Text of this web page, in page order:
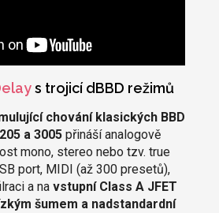
s trojicí dBBD režimů
chování klasických BBD
a 3005přináší analogově
mono, stereo nebo tzv. true
port, MIDI (až 300 presetů),
a na vstupní Class A JFET
šumem a nadstandardní